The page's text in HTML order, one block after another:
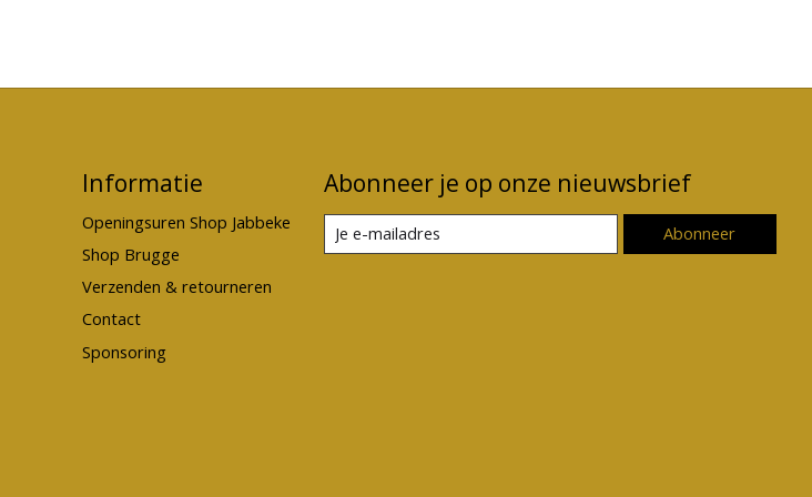
Informatie
Openingsuren Shop Jabbeke
Shop Brugge
Verzenden & retourneren
Contact
Sponsoring
Abonneer je op onze nieuwsbrief
Abonneer